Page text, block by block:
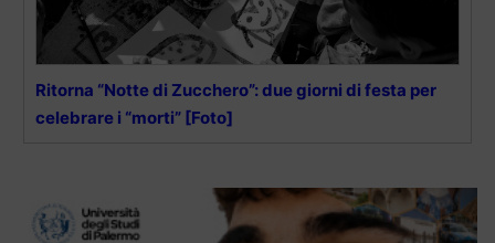
Ritorna “Notte di Zucchero”: due giorni di festa per
celebrare i “morti” [Foto]